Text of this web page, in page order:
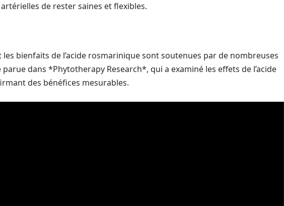
de rester saines et flexibles.
bienfaits de l’acide rosmarinique sont soutenues par de nombreuses
dans *Phytotherapy Research*, qui a examiné les effets de l’acide
des bénéfices mesurables.